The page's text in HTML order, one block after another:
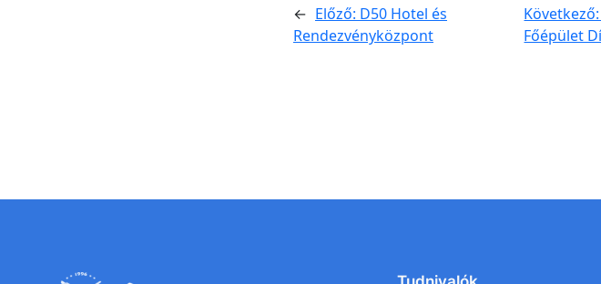
← Előző: D50 Hotel és
Rendezvényközpont
Következő:
Főépület